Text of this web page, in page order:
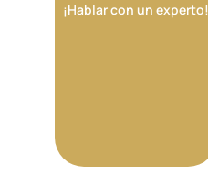
¡Hablar con un experto!